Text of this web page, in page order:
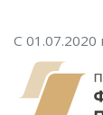
С 01.07.2020